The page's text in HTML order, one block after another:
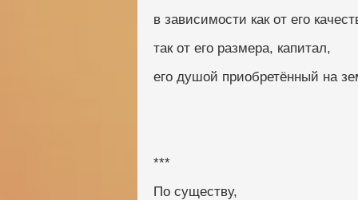
в зависимости как от его
так от его размера, капитал,
его душой приобретённый на
***
По существу,